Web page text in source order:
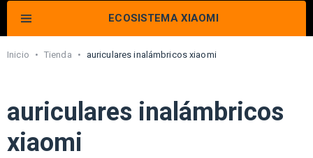
ECOSISTEMA XIAOMI
Inicio • Tienda • auriculares inalámbricos xiaomi
auriculares inalámbricos
xiaomi